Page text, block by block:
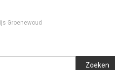
Groenewoud
Zoeken